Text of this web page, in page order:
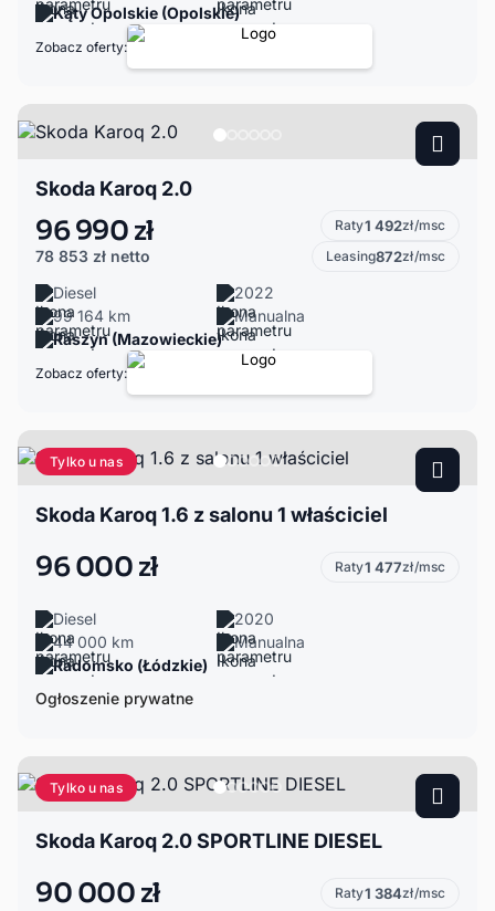
Kąty Opolskie (Opolskie)
Zobacz oferty:
Skoda Karoq 2.0
96 990 zł
78 853 zł netto
Raty1 492zł/msc
Leasing872zł/msc
Diesel
2022
99 164 km
Manualna
Raszyn (Mazowieckie)
Zobacz oferty:
Tylko u nas
Skoda Karoq 1.6 z salonu 1 właściciel
96 000 zł Raty1 477zł/msc
Diesel
2020
44 000 km
Manualna
Radomsko (Łódzkie)
Ogłoszenie prywatne
Tylko u nas
Skoda Karoq 2.0 SPORTLINE DIESEL
90 000 zł Raty1 384zł/msc